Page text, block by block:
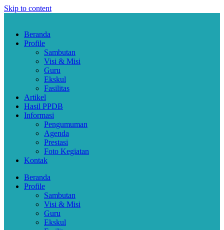
Skip to content
Beranda
Profile
Sambutan
Visi & Misi
Guru
Ekskul
Fasilitas
Artikel
Hasil PPDB
Informasi
Pengumuman
Agenda
Prestasi
Foto Kegiatan
Kontak
Beranda
Profile
Sambutan
Visi & Misi
Guru
Ekskul